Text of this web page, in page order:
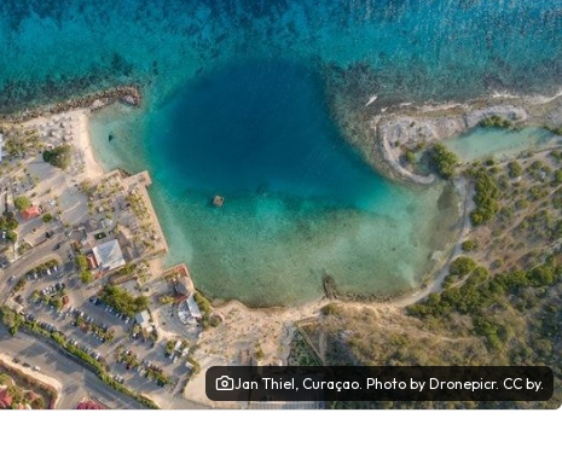
Jan Thiel, Curaçao. Photo by Dronepicr. CC by.